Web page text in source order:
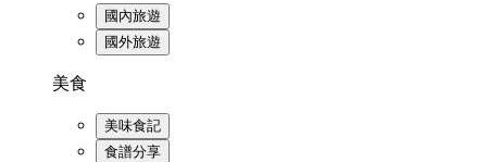
國內旅遊
國外旅遊
美食
美味食記
食譜分享